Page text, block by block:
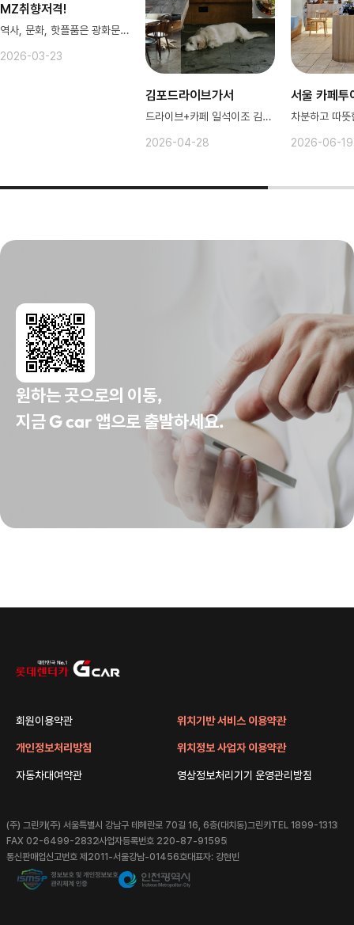
MZ취향저격!
역사, 문화, 핫플품은 광화문 광장
2026-03-23
김포드라이브가서
드라이브+카페 일석이조 김포♥️
2026-04-28
서울 카페투
2026-06-19
원하는 곳으로의 이동,
지금 G car 앱으로 출발하세요.
회원이용약관
개인정보처리방침
자동차대여약관
위치기반 서비스 이용약관
위치정보 사업자 이용약관
영상정보처리기기 운영관리방침
(주) 그린카(주) 서울특별시 강남구 테헤란로 70길 16, 6층(대치동)그린카TEL 1899-1313
FAX 02-6499-2832사업자등록번호 220-87-91595
통신판매업신고번호 제2011-서울강남-01456호대표자: 강현빈